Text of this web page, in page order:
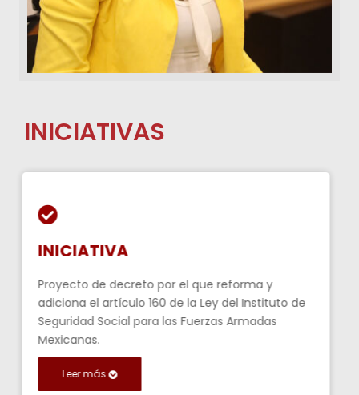
INICIATIVAS
INICIATIVA
Proyecto de decreto por el que reforma y
adiciona el artículo 160 de la Ley del Instituto de
Seguridad Social para las Fuerzas Armadas
Mexicanas.
Leer más